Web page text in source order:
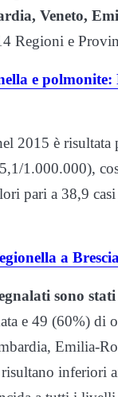
Veneto,
Regioni e
e
2015 è risultata
1.000.000),
pari a 38,9
a
sono stati
e 49 (60%) di
Emilia-
inferiori